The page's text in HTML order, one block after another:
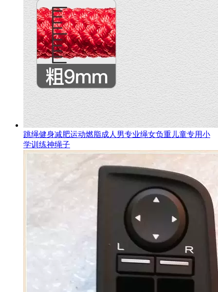
跳绳健身减肥运动燃脂成人男专业绳女负重儿童专用小
学训练神绳子